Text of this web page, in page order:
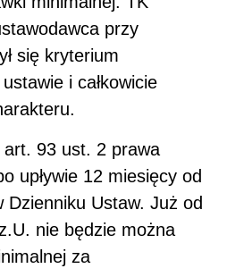
przy
się kryterium
i całkowicie
art. 93 ust. 2 prawa
upływie 12 miesięcy od
Dzienniku Ustaw. Już od
nie będzie można
za